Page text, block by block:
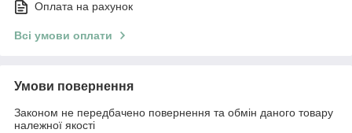
Оплата на рахунок
Всі умови оплати
Умови повернення
Законом не передбачено повернення та обмін даного товару
належної якості